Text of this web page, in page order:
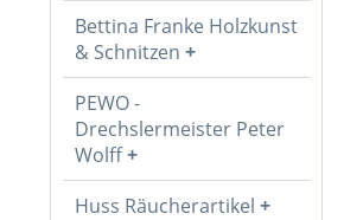
Bettina Franke Holzkunst
& Schnitzen
PEWO -
Drechslermeister Peter
Wolff
Huss Räucherartikel